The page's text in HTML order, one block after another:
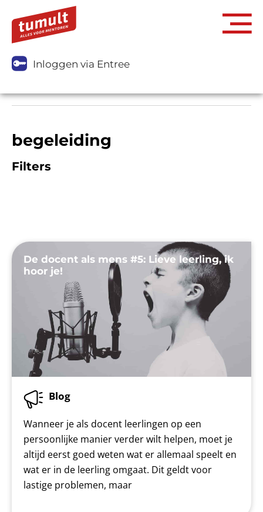
Inloggen via Entree
begeleiding
Filters
De docent als mens #5: Lieve leerling, ik
hoor je!
Blog
Wanneer je als docent leerlingen op een
persoonlijke manier verder wilt helpen, moet je
altijd eerst goed weten wat er allemaal speelt en
wat er in de leerling omgaat. Dit geldt voor
lastige problemen, maar